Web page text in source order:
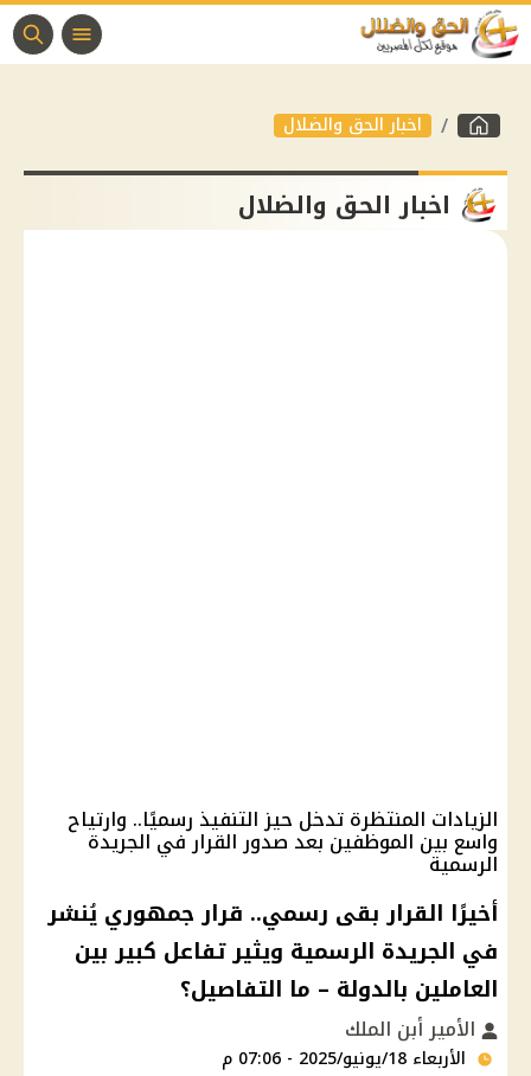
اخبار الحق والضلال
اخبار الحق والضلال
الزيادات المنتظرة تدخل حيز التنفيذ رسميًا.. وارتياح
واسع بين الموظفين بعد صدور القرار في الجريدة
الرسمية
أخيرًا القرار بقى رسمي.. قرار جمهوري يُنشر
في الجريدة الرسمية ويثير تفاعل كبير بين
العاملين بالدولة – ما التفاصيل؟
الأمير أبن الملك
الأربعاء 18/يونيو/2025 - 07:06 م